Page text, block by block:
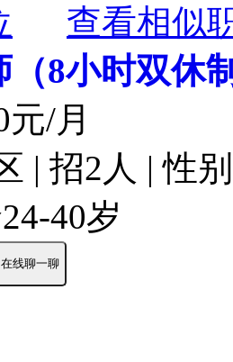
查看相似
（8小时双休
/月
| 招2人 | 性
40岁
在线聊一聊